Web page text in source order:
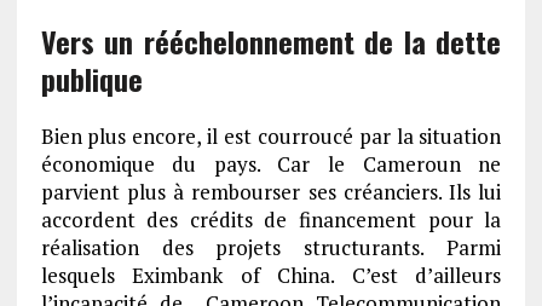
Vers un rééchelonnement de la dette
publique
Bien plus encore, il est courroucé par la situation
économique du pays. Car le Cameroun ne
parvient plus à rembourser ses créanciers. Ils lui
accordent des crédits de financement pour la
réalisation des projets structurants. Parmi
lesquels Eximbank of China. C’est d’ailleurs